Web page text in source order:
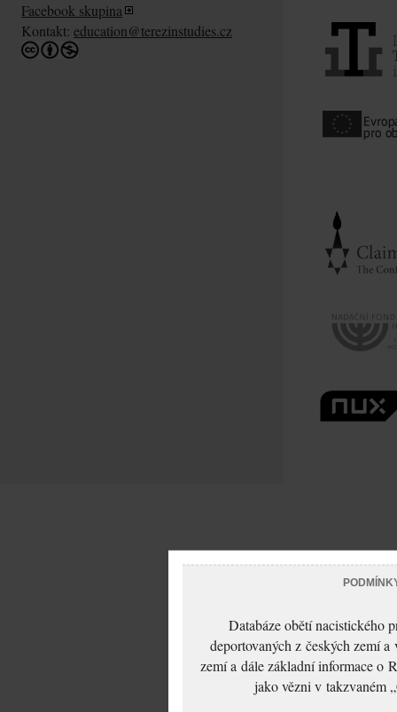
Facebook skupina
Kontakt: education@terezinstudies.cz
Databáze obětí nacistického
deportovaných z českých zemí
zemí a dále základní informace o
jako vězni v takzvaném